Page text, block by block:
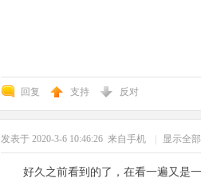
回复 支持 反对
发表于 2020-3-6 10:46:26 来自手机 显示全
好久之前看到的了，在看一遍又是